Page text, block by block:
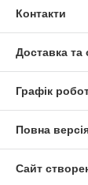
Контакти
Доставка та
Графік
Повна
Сайт